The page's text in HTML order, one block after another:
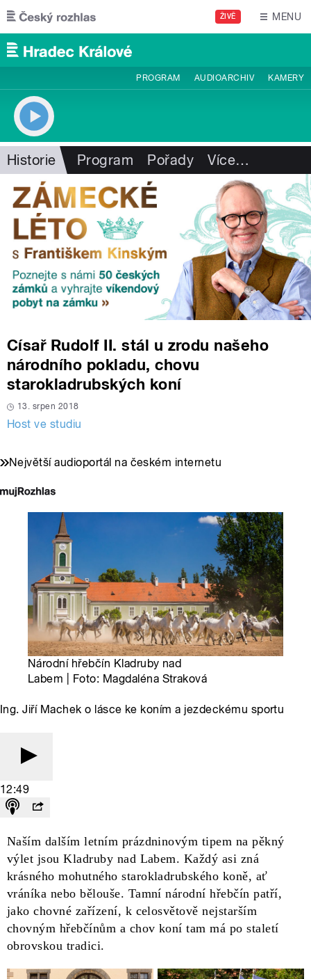
Přejít k hlavnímu obsahu
ŽIVĚ MENU
PROGRAM AUDIOARCHIV KAMERY
Historie Program Pořady Více…
Císař Rudolf II. stál u zrodu našeho
národního pokladu, chovu
starokladrubských koní
13. srpen 2018
Host ve studiu
Největší audioportál na českém internetu
Národní hřebčín Kladruby nad
Labem | Foto: Magdaléna Straková
Ing. Jiří Machek o lásce ke koním a jezdeckému sportu
12:49
Naším dalším letním prázdninovým tipem na pěkný
výlet jsou Kladruby nad Labem. Každý asi zná
krásného mohutného starokladrubského koně, ať
vráníka nebo bělouše. Tamní národní hřebčín patří,
jako chovné zařízení, k celosvětově nejstarším
chovným hřebčínům a chov koní tam má po staletí
obrovskou tradici.